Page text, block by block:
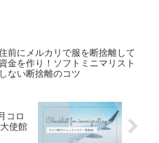
前にメルカリで服を断捨離して
金を作り！ソフトミニマリスト
ない断捨離のコツ
コロ
使館